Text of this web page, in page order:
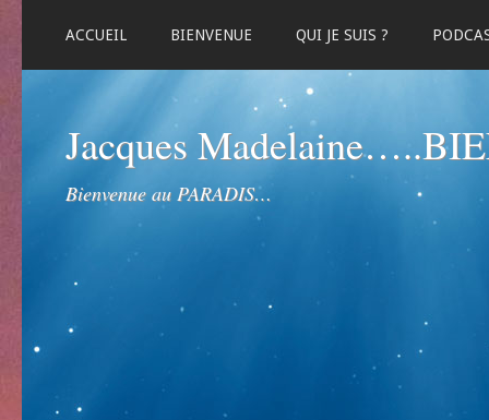
ACCUEIL BIENVENUE QUI JE SUIS ?
Jacques
Bienvenue au PARADIS…